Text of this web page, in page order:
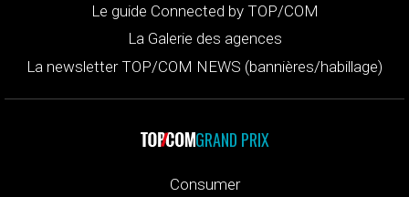
Le guide Connected by TOP/COM
La Galerie des agences
La newsletter TOP/COM NEWS (bannières/habillage)
GRAND PRIX
Consumer